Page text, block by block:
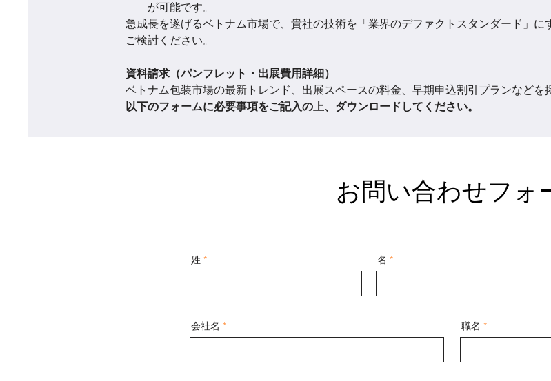
が可能です。
急成長を遂げるベトナム市場で、貴社の技術を「業界のデファクトスタンダード」
ご検討ください。
資料請求（パンフレット・出展費用詳細）
ベトナム包装市場の最新トレンド、出展スペースの料金、早期申込割引プランなどを
以下のフォームに必要事項をご記入の上、ダウンロードしてください。
お問い合わせフォ
姓 名
会社名 職名